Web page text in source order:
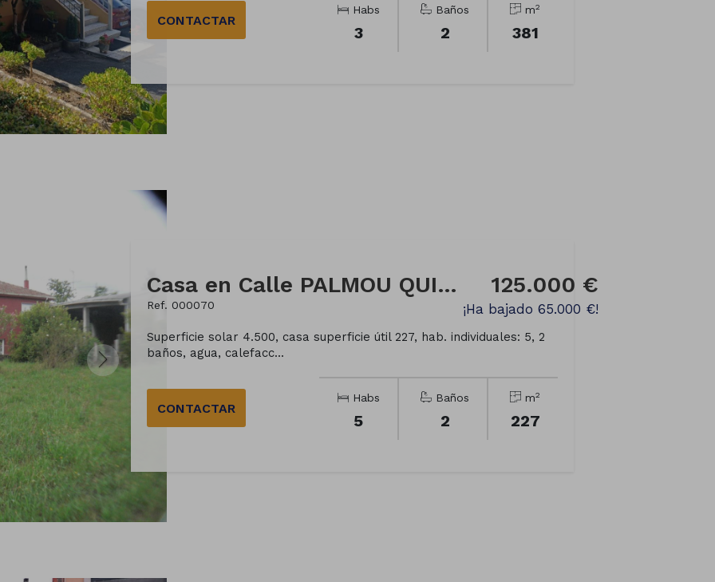
CONTACTAR
Habs
3
Baños
2
m2
381
Casa en Calle PALMOU QUINTA
Ref. 000070
125.000 €
¡Ha bajado 65.000 €!
Superficie solar 4.500, casa superficie útil 227, hab. individuales: 5, 2
baños, agua, calefacc...
CONTACTAR
Habs
5
Baños
2
m2
227